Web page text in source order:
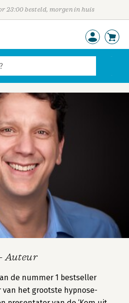
23:00 besteld, morgen in huis
- Auteur
de nummer 1 bestseller
van het grootste hypnose-